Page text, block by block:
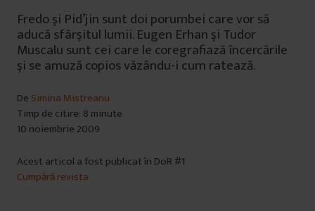
Fredo şi Pid’jin sunt doi porumbei care vor să
aducă sfârşitul lumii. Eugen Erhan şi Tudor
Muscalu sunt cei care le coregrafiază încercările
şi se amuză copios văzându-i cum ratează.
De Simina Mistreanu
Timp de citire: 8 minute
10 noiembrie 2009
Acest articol a fost publicat în DoR #1
Cumpără revista